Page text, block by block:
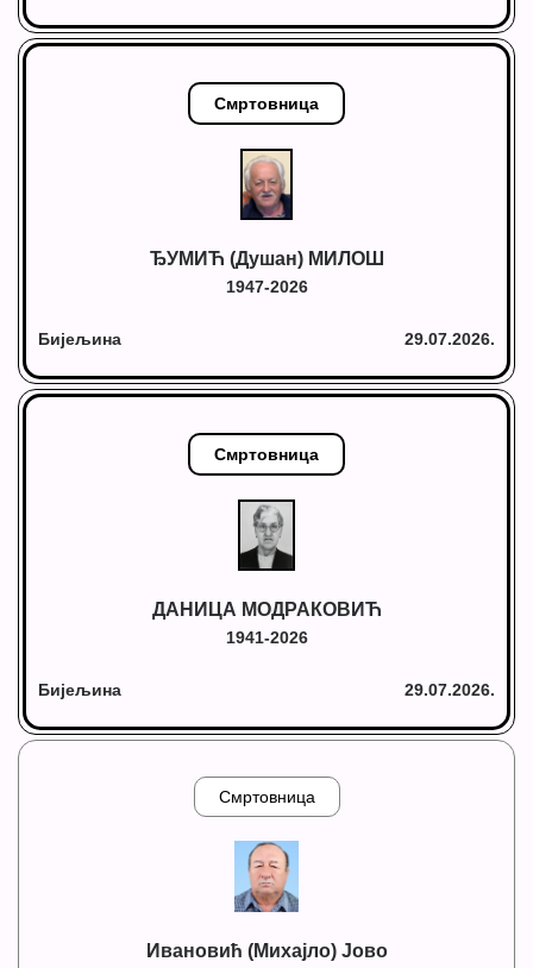
Смртовница
ЂУМИЋ (Душан) МИЛОШ
1947-2026
Бијељина 29.07.2026.
Смртовница
ДАНИЦА МОДРАКОВИЋ
1941-2026
Бијељина 29.07.2026.
Смртовница
Ивановић (Михајло) Јово